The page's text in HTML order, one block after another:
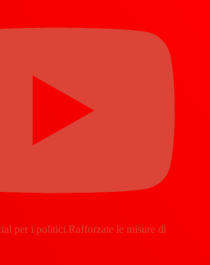
per i politici.Rafforzate le misure di